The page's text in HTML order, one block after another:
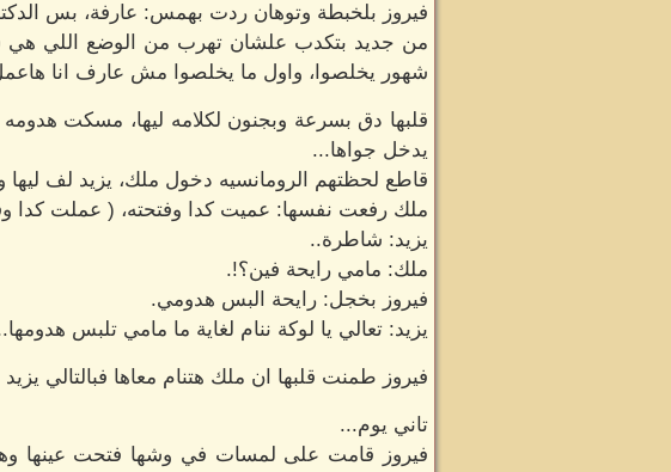
فيروز بلخبطة وتوهان ردت بهمس: عارفة، بس
من جديد بتكدب علشان تهرب من الوضع اللي هي
شهور يخلصوا، واول ما يخلصوا مش عارف انا
قلبها دق بسرعة وبجنون لكلامه ليها، مسكت هدومه
يدخل جواها...
قاطع لحظتهم الرومانسيه دخول ملك، يزيد لف
ملك رفعت نفسها: عميت كدا وفتحته، ( عملت كدا
يزيد: شاطرة..
ملك: مامي رايحة فين؟!.
فيروز بخجل: رايحة البس هدومي.
يزيد: تعالي يا لوكة ننام لغاية ما مامي تلبس
فيروز طمنت قلبها ان ملك هتنام معاها فبالتالي
تاني يوم...
فيروز قامت على لمسات في وشها فتحت عينها